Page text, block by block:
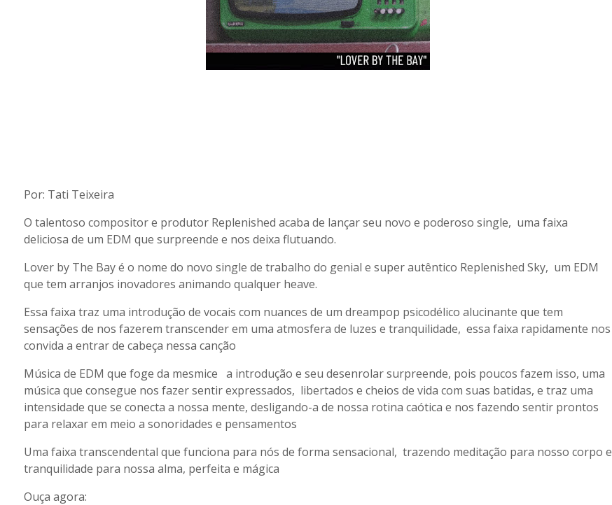
Por: Tati Teixeira
O talentoso compositor e produtor Replenished acaba de lançar seu novo e poderoso single, uma faixa
deliciosa de um EDM que surpreende e nos deixa flutuando.
Lover by The Bay é o nome do novo single de trabalho do genial e super autêntico Replenished Sky, um EDM
que tem arranjos inovadores animando qualquer heave.
Essa faixa traz uma introdução de vocais com nuances de um dreampop psicodélico alucinante que tem
sensações de nos fazerem transcender em uma atmosfera de luzes e tranquilidade, essa faixa rapidamente nos
convida a entrar de cabeça nessa canção
Música de EDM que foge da mesmice a introdução e seu desenrolar surpreende, pois poucos fazem isso, uma
música que consegue nos fazer sentir expressados, libertados e cheios de vida com suas batidas, e traz uma
intensidade que se conecta a nossa mente, desligando-a de nossa rotina caótica e nos fazendo sentir prontos
para relaxar em meio a sonoridades e pensamentos
Uma faixa transcendental que funciona para nós de forma sensacional, trazendo meditação para nosso corpo e
tranquilidade para nossa alma, perfeita e mágica
Ouça agora: